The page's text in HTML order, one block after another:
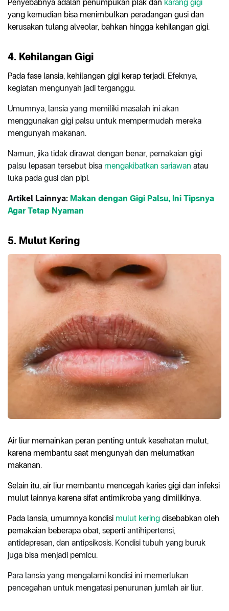
Penyebabnya adalah penumpukan plak dan karang gigi
yang kemudian bisa menimbulkan peradangan gusi dan
kerusakan tulang alveolar, bahkan hingga kehilangan gigi.
4. Kehilangan Gigi
Pada fase lansia, kehilangan gigi kerap terjadi. Efeknya,
kegiatan mengunyah jadi terganggu.
Umumnya, lansia yang memiliki masalah ini akan
menggunakan gigi palsu untuk mempermudah mereka
mengunyah makanan.
Namun, jika tidak dirawat dengan benar, pemakaian gigi
palsu lepasan tersebut bisa mengakibatkan sariawan atau
luka pada gusi dan pipi.
Artikel Lainnya: Makan dengan Gigi Palsu, Ini Tipsnya
Agar Tetap Nyaman
5. Mulut Kering
Air liur memainkan peran penting untuk kesehatan mulut,
karena membantu saat mengunyah dan melumatkan
makanan.
Selain itu, air liur membantu mencegah karies gigi dan infeksi
mulut lainnya karena sifat antimikroba yang dimilikinya.
Pada lansia, umumnya kondisi mulut kering disebabkan oleh
pemakaian beberapa obat, seperti antihipertensi,
antidepresan, dan antipsikosis. Kondisi tubuh yang buruk
juga bisa menjadi pemicu.
Para lansia yang mengalami kondisi ini memerlukan
pencegahan untuk mengatasi penurunan jumlah air liur.